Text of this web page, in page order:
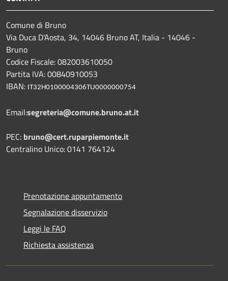
Comune di Bruno
Via Duca D'Aosta, 34, 14046 Bruno AT, Italia - 14046 -
Bruno
Codice Fiscale: 082003610050
Partita IVA: 00840910053
IBAN: IT32H0100004306TU0000000754
Email:segreteria@comune.bruno.at.it
PEC: bruno@cert.ruparpiemonte.it
Centralino Unico: 0141 764124
Prenotazione appuntamento
Segnalazione disservizio
Leggi le FAQ
Richiesta assistenza